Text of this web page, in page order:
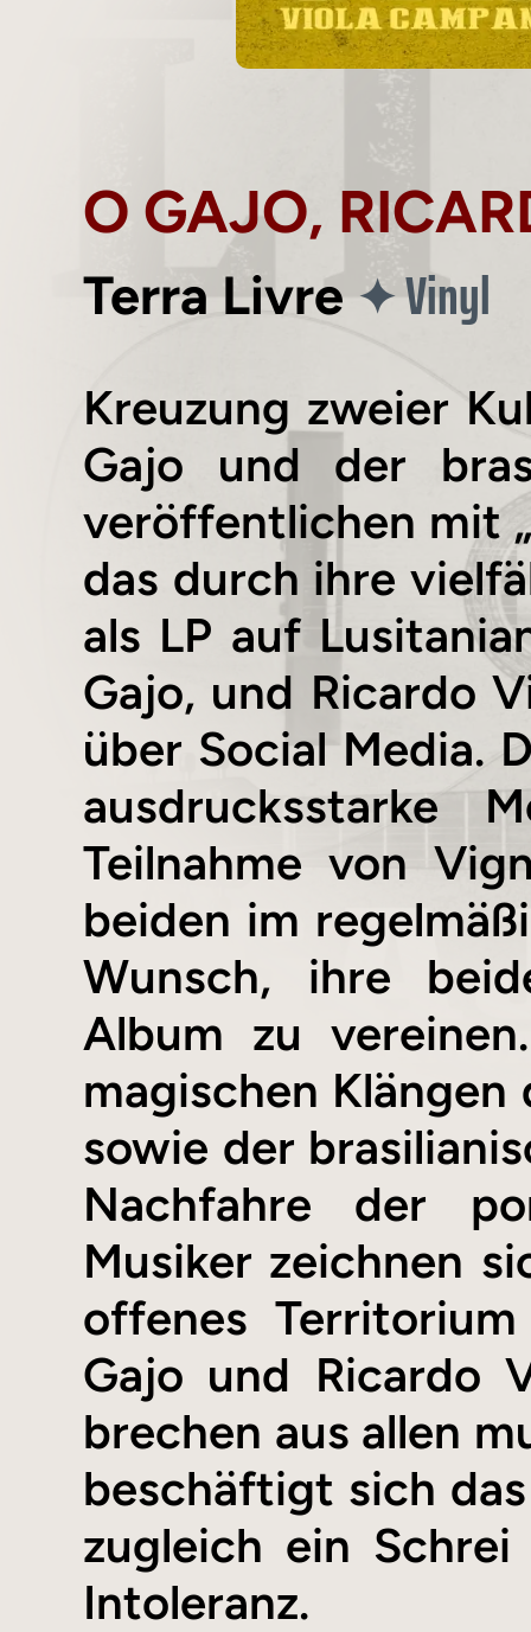
O GAJO,
Terra Livre ✦Vinyl
Kreuzung zweier
Gajo und der
veröffentlichen mit
das durch ihre
als LP auf
Gajo, und Ricardo
über Social Media.
ausdrucksstarke
Teilnahme von
beiden im
Wunsch, ihre
Album zu
magischen
sowie der
Nachfahre der
Musiker zeichnen
offenes
Gajo und Ricardo
brechen aus allen
beschäftigt sich
zugleich ein
Intoleranz.